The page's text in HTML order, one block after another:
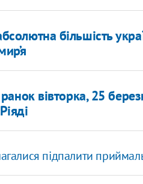
більшість
ранок вівторка, 25
підпалити